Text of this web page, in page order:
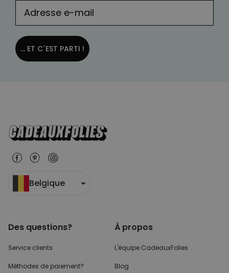
... ET C´EST PARTI !
Belgique
Des questions?
Service clients
Méthodes de paiement?
À propos
L'équipe CadeauxFolies
Blog